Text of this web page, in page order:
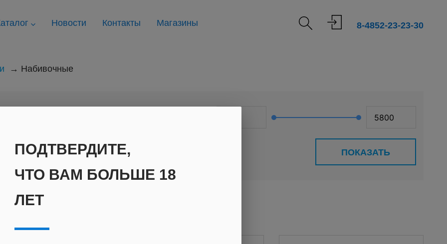
Новости Контакты Магазины 8-4852-23-23-30
Набивочные
ПОКАЗАТЬ
ПОДТВЕРДИТЕ,
ЧТО ВАМ БОЛЬШЕ 18
ЛЕТ